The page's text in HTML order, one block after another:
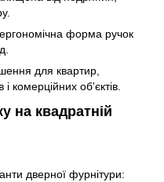
форма ручок
для квартир,
і комерційних об'єктів.
на квадратній
дверної фурнітури: